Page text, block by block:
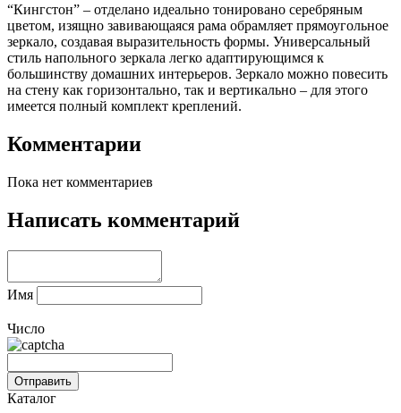
“Кингстон” – отделано идеально тонировано серебряным
цветом, изящно завивающаяся рама обрамляет прямоугольное
зеркало, создавая выразительность формы. Универсальный
стиль напольного зеркала легко адаптирующимся к
большинству домашних интерьеров. Зеркало можно повесить
на стену как горизонтально, так и вертикально – для этого
имеется полный комплект креплений.
Комментарии
Пока нет комментариев
Написать комментарий
Имя
Число
Каталог